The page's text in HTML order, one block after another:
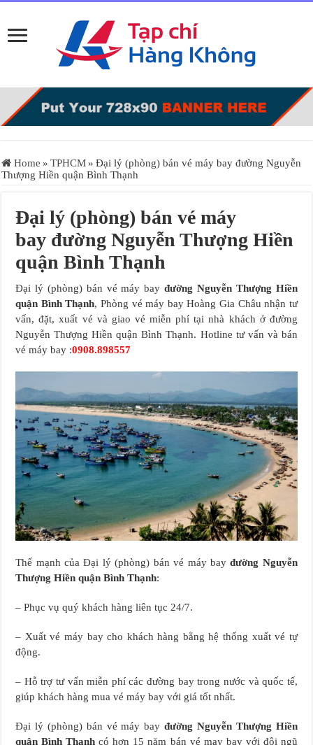
Home » TPHCM » Đại lý (phòng) bán vé máy bay đường Nguyễn
Thượng Hiền quận Bình Thạnh
Đại lý (phòng) bán vé máy
bay đường Nguyễn Thượng Hiền
quận Bình Thạnh
Đại lý (phòng) bán vé máy bayđường Nguyễn Thượng Hiền
quận Bình Thạnh, Phòng vé máy bay Hoàng Gia Châu nhận tư
vấn, đặt, xuất vé và giao vé miễn phí tại nhà khách ở đường
Nguyễn Thượng Hiền quận Bình Thạnh. Hotline tư vấn và bán
vé máy bay :0908.898557
Thế mạnh của Đại lý (phòng) bán vé máy bayđường Nguyễn
Thượng Hiền quận Bình Thạnh:
– Phục vụ quý khách hàng liên tục 24/7.
– Xuất vé máy bay cho khách hàng bằng hệ thống xuất vé tự
động.
– Hỗ trợ tư vấn miễn phí các đường bay trong nước và quốc tế,
giúp khách hàng mua vé máy bay với giá tốt nhất.
Đại lý (phòng) bán vé máy bayđường Nguyễn Thượng Hiền
quận Bình Thạnhcó hơn 15 năm bán vé may bay với đội ngũ